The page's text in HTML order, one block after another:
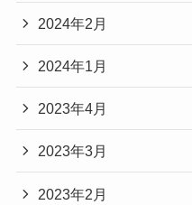
2024年2月
2024年1月
2023年4月
2023年3月
2023年2月